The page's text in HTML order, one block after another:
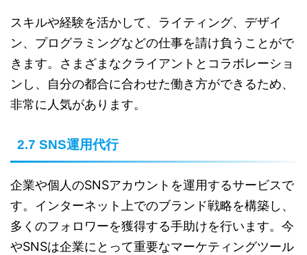
スキルや経験を活かして、ライティング、デザイ
ン、プログラミングなどの仕事を請け負うことがで
きます。さまざまなクライアントとコラボレーショ
ンし、自分の都合に合わせた働き方ができるため、
非常に人気があります。
2.7 SNS運用代行
企業や個人のSNSアカウントを運用するサービスで
す。インターネット上でのブランド戦略を構築し、
多くのフォロワーを獲得する手助けを行います。今
やSNSは企業にとって重要なマーケティングツール